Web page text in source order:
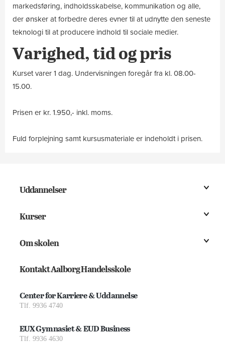
markedsføring, indholdsskabelse, kommunikation og alle,
der ønsker at forbedre deres evner til at udnytte den seneste
teknologi til at producere indhold til sociale medier.
Varighed, tid og pris
Kurset varer 1 dag. Undervisningen foregår fra kl. 08.00-
15.00.
Prisen er kr. 1.950,- inkl. moms.
Fuld forplejning samt kursusmateriale er indeholdt i prisen.
Uddannelser
Kurser
Om skolen
Kontakt Aalborg Handelsskole
Center for Karriere & Uddannelse
Tlf. 9936 4740
EUX Gymnasiet & EUD Business
Tlf. 9936 4630